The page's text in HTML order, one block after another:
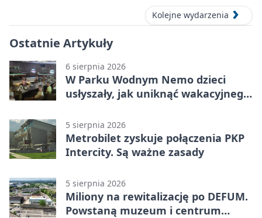
Kolejne wydarzenia
Ostatnie Artykuły
6 sierpnia 2026
W Parku Wodnym Nemo dzieci
usłyszały, jak uniknąć wakacyjnego
5 sierpnia 2026
Metrobilet zyskuje połączenia PKP
Intercity. Są ważne zasady
5 sierpnia 2026
Miliony na rewitalizację po DEFUM.
Powstaną muzeum i centrum